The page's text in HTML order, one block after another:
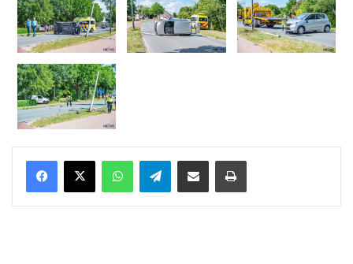
WhatsAppTelegramDelen via Email Print